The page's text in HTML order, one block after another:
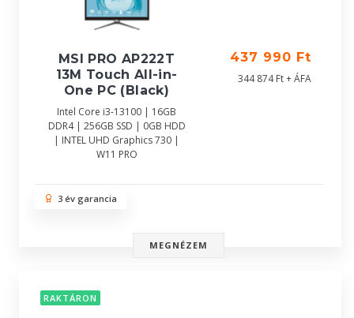
MSI PRO AP222T
13M Touch All-in-
One PC (Black)
Intel Core i3-13100 | 16GB
DDR4 | 256GB SSD | 0GB HDD
| INTEL UHD Graphics 730 |
W11 PRO
437 990 Ft
344 874 Ft + ÁFA
3 év garancia
MEGNÉZEM
RAKTÁRON